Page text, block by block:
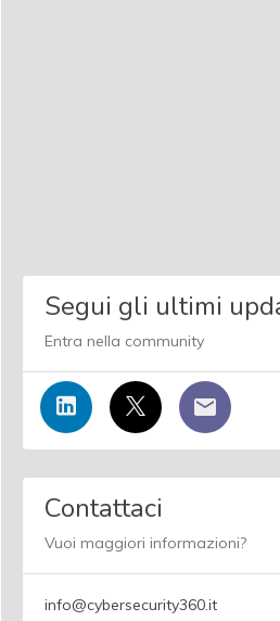
Segui gli ultimi
Entra nella community
Contattaci
Vuoi maggiori informazioni?
info@cybersecurity360.it